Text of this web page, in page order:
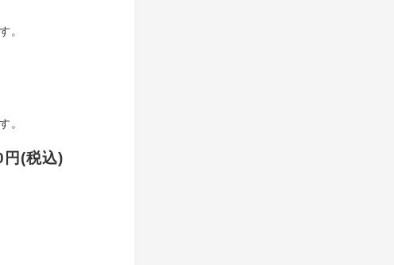
。
。
円(税込)